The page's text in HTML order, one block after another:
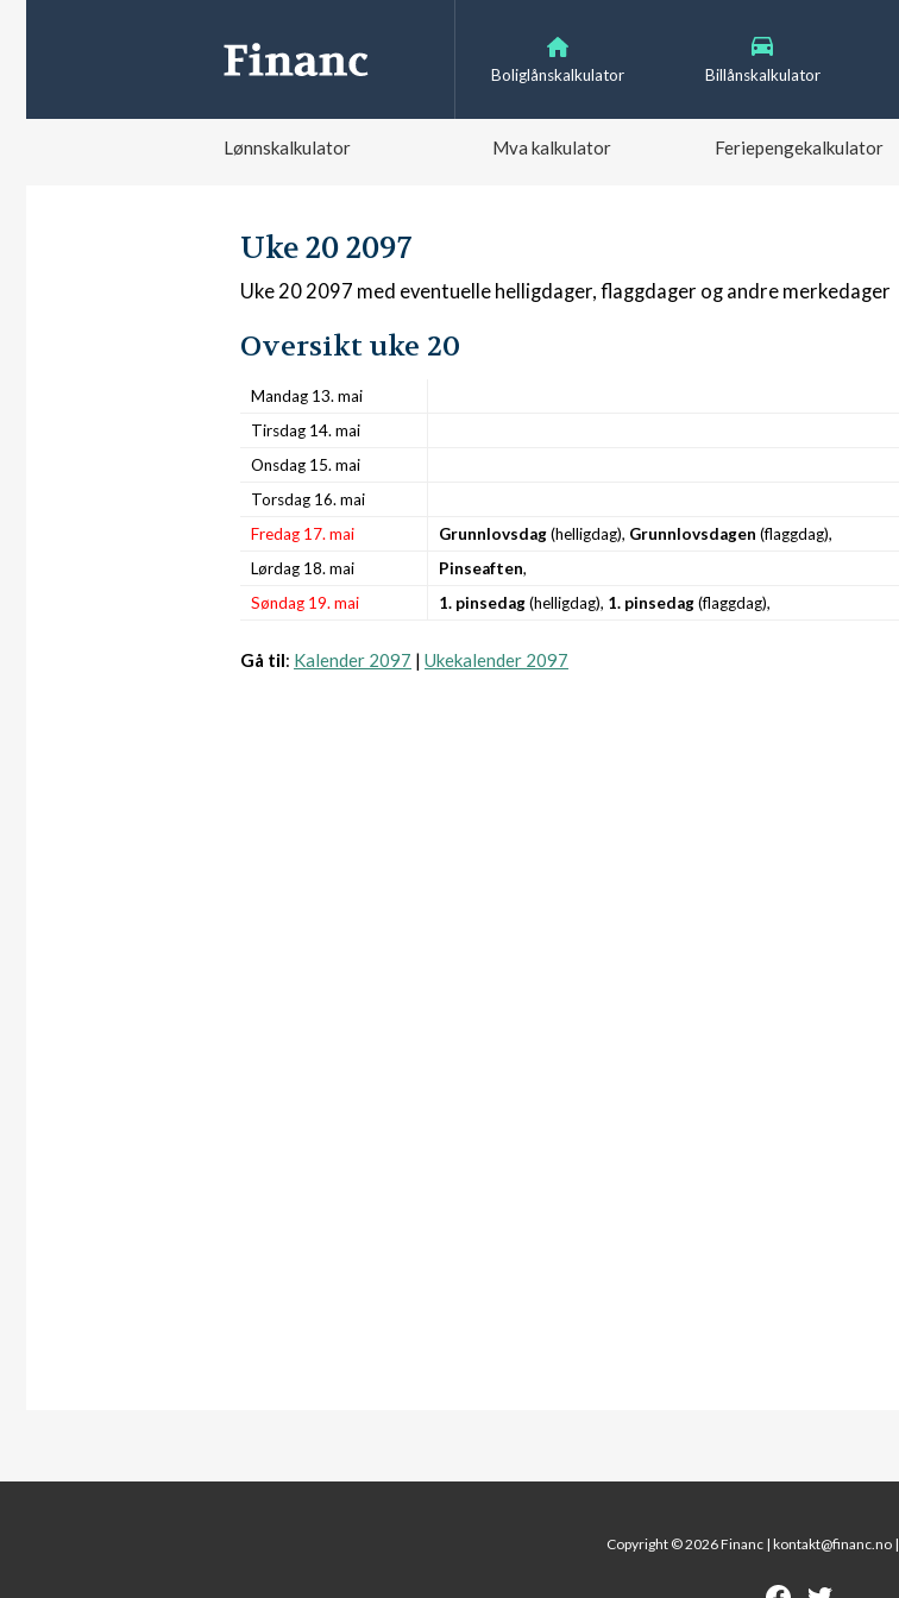
Boliglånskalkulator Billånskalkulator
Lønnskalkulator Mva kalkulator Feriepengekalkulator
Uke 20 2097
Uke 20 2097 med eventuelle helligdager, flaggdager og andre merkedager
Oversikt uke 20
Mandag 13. mai
Tirsdag 14. mai
Onsdag 15. mai
Torsdag 16. mai
Fredag 17. mai
Grunnlovsdag(helligdag), Grunnlovsdagen (flaggdag),
Lørdag 18. mai
Pinseaften,
Søndag 19. mai
1. pinsedag(helligdag), 1. pinsedag(flaggdag),
Gå til: Kalender 2097 | Ukekalender 2097
Copyright © 2026 Financ | kontakt@financ.no |